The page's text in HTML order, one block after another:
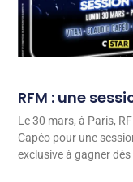
RFM : une
Le 30 mars, à Paris,
Capéo pour une
exclusive à gagner